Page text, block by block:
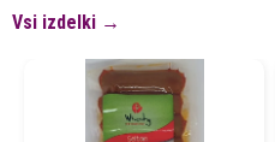
Vsi izdelki →